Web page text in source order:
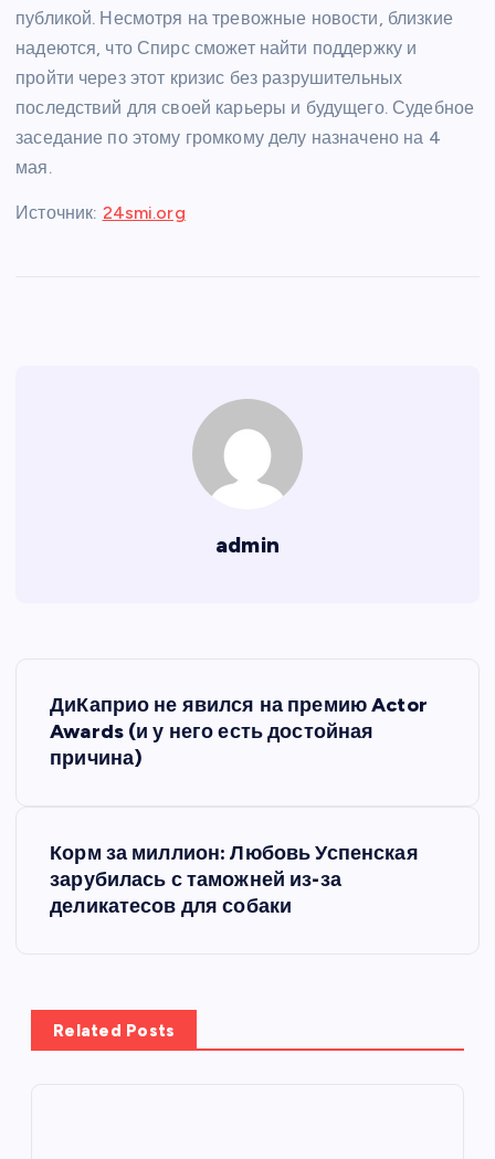
публикой. Несмотря на тревожные новости, близкие
надеются, что Спирс сможет найти поддержку и
пройти через этот кризис без разрушительных
последствий для своей карьеры и будущего. Судебное
заседание по этому громкому делу назначено на 4
мая.
Источник: 24smi.org
admin
ц
и
ДиКаприо не явился на премию Actor
Awards (и у него есть достойная
причина)
Корм за миллион: Любовь Успенская
зарубилась с таможней из-за
деликатесов для собаки
Related Posts